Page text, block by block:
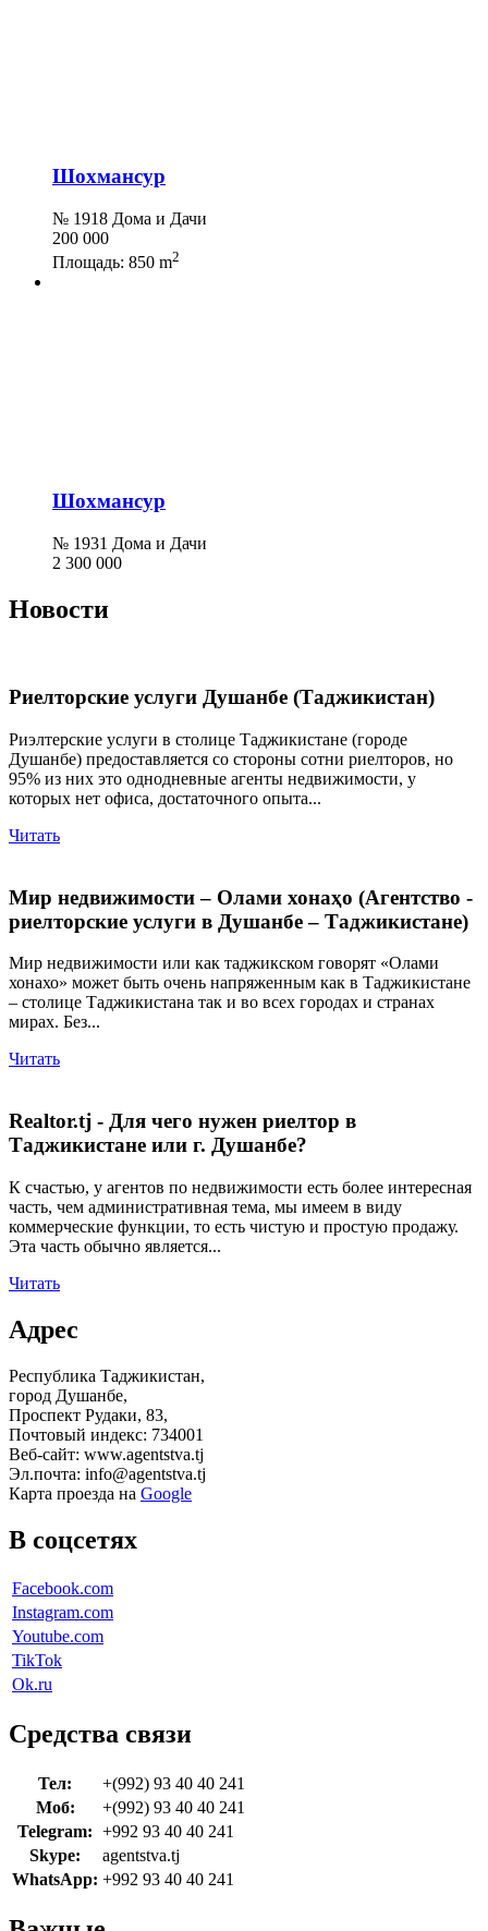
Шохмансур
№ 1918 Дома и Дачи
200 000
Площадь: 850 m2
Шохмансур
№ 1931 Дома и Дачи
2 300 000
Новости
Риелторские услуги Душанбе (Таджикистан)
Риэлтерские услуги в столице Таджикистане (городе
Душанбе) предоставляется со стороны сотни риелторов, но
95% из них это однодневные агенты недвижимости, у
которых нет офиса, достаточного опыта...
Читать
Мир недвижимости – Олами хонаҳо (Агентство -
риелторские услуги в Душанбе – Таджикистане)
Мир недвижимости или как таджикском говорят «Олами
хонахо» может быть очень напряженным как в Таджикистане
– столице Таджикистана так и во всех городах и странах
мирах. Без...
Читать
Realtor.tj - Для чего нужен риелтор в
Таджикистане или г. Душанбе?
К счастью, у агентов по недвижимости есть более интересная
часть, чем административная тема, мы имеем в виду
коммерческие функции, то есть чистую и простую продажу.
Эта часть обычно является...
Читать
Адрес
Республика Таджикистан,
город Душанбе,
Проспект Рудаки, 83,
Почтовый индекс: 734001
Веб-сайт: www.agentstva.tj
Эл.почта: info@agentstva.tj
Карта проезда на Google
В соцсетях
Facebook.com
Instagram.com
Youtube.com
TikTok
Ok.ru
Средства связи
Тел:
+(992) 93 40 40 241
Моб:
+(992) 93 40 40 241
Telegram: +992 93 40 40 241
Skype:
agentstva.tj
WhatsApp: +992 93 40 40 241